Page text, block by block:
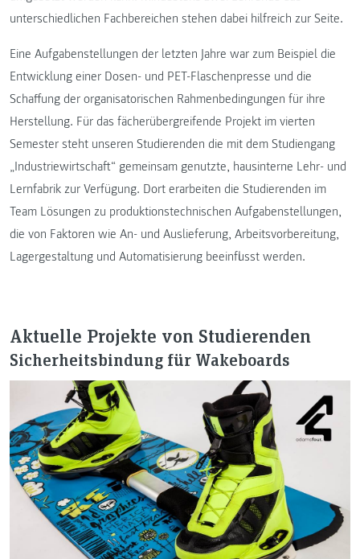
unterschiedlichen Fachbereichen stehen dabei hilfreich zur Seite.
Eine Aufgabenstellungen der letzten Jahre war zum Beispiel die
Entwicklung einer Dosen- und PET-Flaschenpresse und die
Schaffung der organisatorischen Rahmenbedingungen für ihre
Herstellung. Für das fächerübergreifende Projekt im vierten
Semester steht unseren Studierenden die mit dem Studiengang
„Industriewirtschaft“ gemeinsam genutzte, hausinterne Lehr- und
Lernfabrik zur Verfügung. Dort erarbeiten die Studierenden im
Team Lösungen zu produktionstechnischen Aufgabenstellungen,
die von Faktoren wie An- und Auslieferung, Arbeitsvorbereitung,
Lagergestaltung und Automatisierung beeinflusst werden.
Aktuelle Projekte von Studierenden
Sicherheitsbindung für Wakeboards